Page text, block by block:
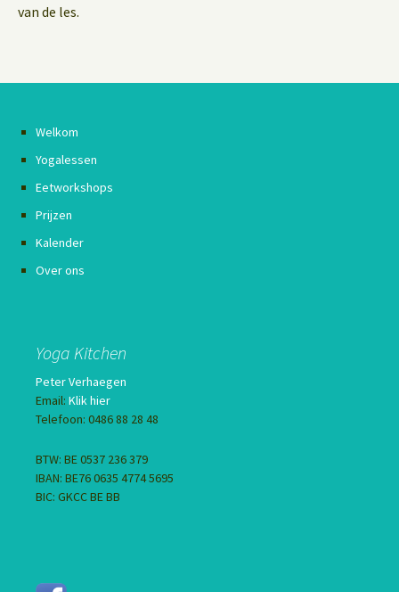
van de les.
Welkom
Yogalessen
Eetworkshops
Prijzen
Kalender
Over ons
Yoga Kitchen
Peter Verhaegen
Email: Klik hier
Telefoon: 0486 88 28 48
BTW: BE 0537 236 379
IBAN: BE76 0635 4774 5695
BIC: GKCC BE BB